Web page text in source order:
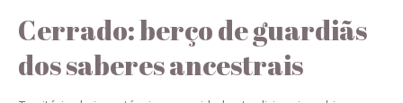
Cerrado: berço de guardiãs
dos saberes ancestrais